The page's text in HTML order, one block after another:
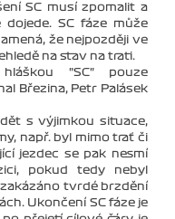
SC musí zpomalit a
SC fáze může
že nejpozději ve
na stav na trati.
"SC" pouze
Březina, Petr Palásek
s výjimkou situace,
např. byl mimo trať či
jezdec se pak nesmí
pokud tedy nebyl
zakázáno tvrdé brzdění
Ukončení SC fáze je